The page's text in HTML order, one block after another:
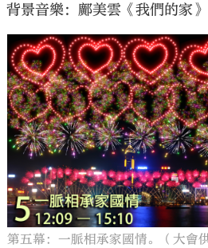
背景音樂：鄺美雲《我們的家》
第五幕：一脈相承家國情。（大會